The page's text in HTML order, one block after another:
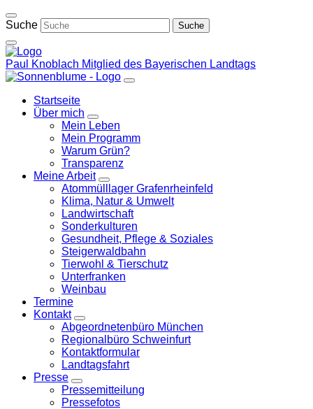
Weiter
zum
Suche
Paul Knoblach Mitglied des Bayerischen Landtags
Startseite
Über mich
Zeige
Untermenü
Mein Leben
Mein Programm
Warum Grün?
Transparenz
Meine Arbeit
Zeige
Untermenü
Atommülllager Grafenrheinfeld
Klima, Natur & Umwelt
Landwirtschaft
Sonderkulturen
Gesundheit, Pflege & Soziales
Steigerwaldbahn
Tierwohl & Tierschutz
Unterfranken
Weinbau
Termine
Kontakt
Zeige
Untermenü
Abgeordnetenbüro München
Regionalbüro Schweinfurt
Kontaktformular
Landtagsfahrt
Presse
Zeige
Untermenü
Pressemitteilung
Pressefotos